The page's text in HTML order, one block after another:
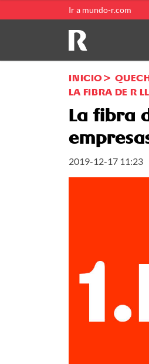
Ir a mundo-r.com
INICIO
LA FIBRA DE R
La fibra
2019-12-17 11:23